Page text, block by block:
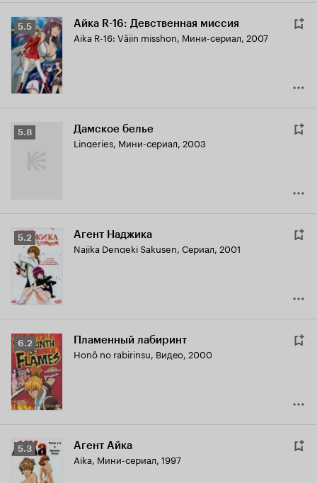
Рейтинг
Кинопоиска
5.5
5.5 Айка R-16: Девственная миссия
Aika R-16: Vâjin misshon, Мини-сериал, 2007
Рейтинг
5.8 Дамское белье
Lingeries, Мини-сериал, 2003
Рейтинг
Кинопоиска
5.2
5.2 Агент Наджика
Najika Dengeki Sakusen, Сериал, 2001
Рейтинг
Кинопоиска
6.2
6.2 Пламенный лабиринт
Honô no rabirinsu, Видео, 2000
Рейтинг
Кинопоиска
5.3
5.3 Агент Айка
Aika, Мини-сериал, 1997